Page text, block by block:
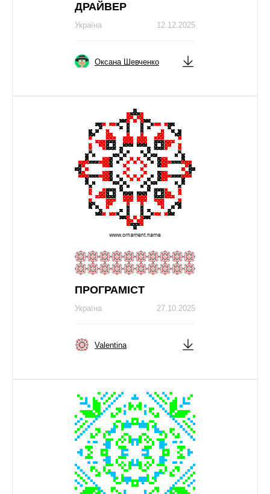
ДРАЙВЕР
12.12.2025
Україна
Оксана Шевченко
ПРОГРАМІСТ
27.10.2025
Україна
Valentina